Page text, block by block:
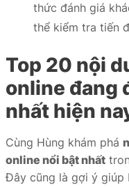
thức đánh giá
thể kiểm tra tiến
Top 20 nội
online đang
nhất hiện
Cùng Hùng khám phá
online nổi bật nhất
Đây cũng là gợi ý giúp